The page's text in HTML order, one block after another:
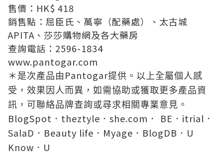
售價： HK$ 418
銷售點：屈臣氏、萬寧（配藥處）、太古城
APITA 、莎莎購物網及各大藥房
查詢電話： 2596-1834
www.pantogar.com
＊是次產品由 Pantogar提供。以上全屬個人感
受，效果因人而異，如需協助或獲取更多產品資
訊，可聯絡品牌查詢或尋求相關專業意見。
BlogSpot ． theztyle ． she.com ． BE ． itrial ．
SalaD ． Beauty life ． Myage ． BlogDB ． U
Know ． U